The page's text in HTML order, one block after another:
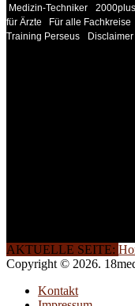
Medizin-Techniker
2000plus
für Ärzte
Für alle Fachkreise
Training Perseus
Disclaimer
AKTUELLE SEITE:
Copyright © 2026.
Kontakt